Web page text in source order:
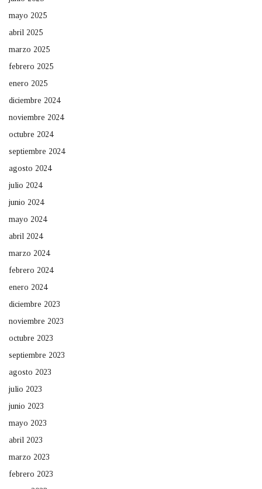
mayo 2025
abril 2025
marzo 2025
febrero 2025
enero 2025
diciembre 2024
noviembre 2024
octubre 2024
septiembre 2024
agosto 2024
julio 2024
junio 2024
mayo 2024
abril 2024
marzo 2024
febrero 2024
enero 2024
diciembre 2023
noviembre 2023
octubre 2023
septiembre 2023
agosto 2023
julio 2023
junio 2023
mayo 2023
abril 2023
marzo 2023
febrero 2023